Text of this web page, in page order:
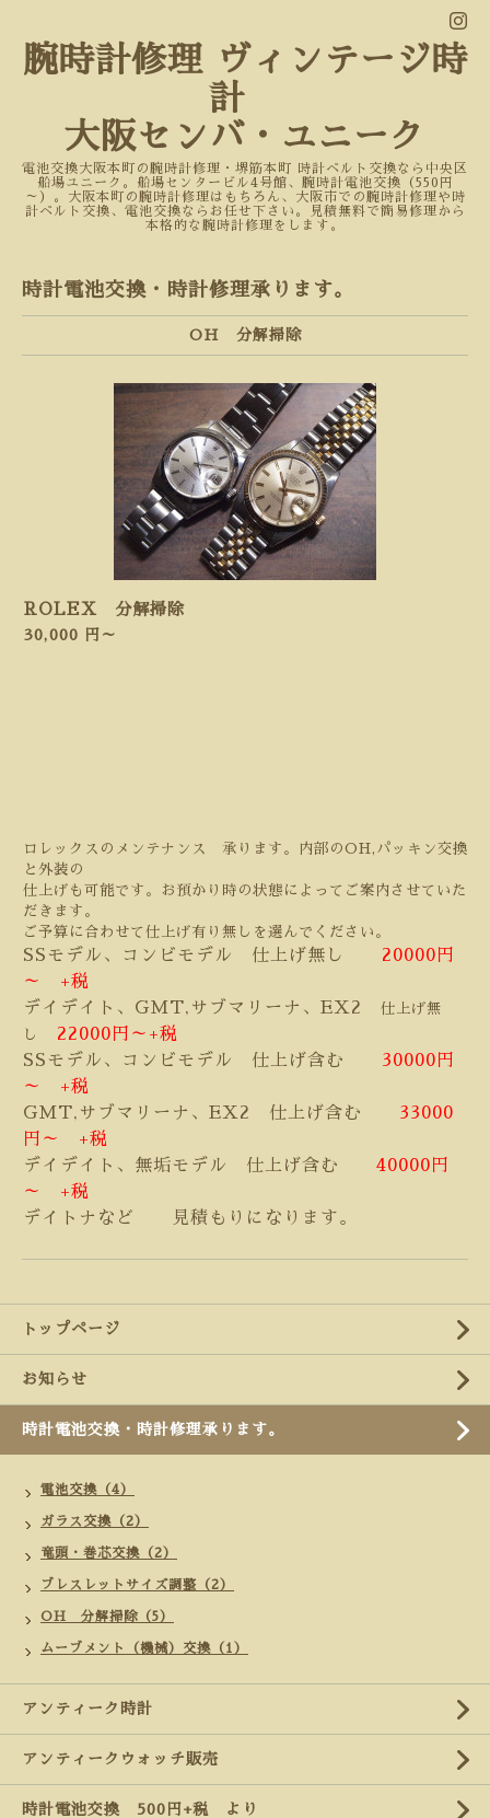
腕時計修理 ヴィンテージ時
計
大阪センバ・ユニーク
電池交換大阪本町の腕時計修理・堺筋本町 時計ベルト交換なら中央区
船場ユニーク。船場センタービル4号館、腕時計電池交換（550円
～）。大阪本町の腕時計修理はもちろん、大阪市での腕時計修理や時
計ベルト交換、電池交換ならお任せ下さい。見積無料で簡易修理から
本格的な腕時計修理をします。
時計電池交換・時計修理承ります。
OH 分解掃除
ROLEX 分解掃除
30,000 円～
ロレックスのメンテナンス 承ります。内部のOH,パッキン交換
と外装の
仕上げも可能です。お預かり時の状態によってご案内させていた
だきます。
ご予算に合わせて仕上げ有り無しを選んでください 。
SSモデル、コンビモデル 仕上げ無し 20000円
～ +税
デイデイト、GMT,サブマリーナ、EX2
仕上げ無
し
22000円～+税
SSモデル、コンビモデル 仕上げ含む 30000円
～ +税
GMT,サブマリーナ、EX2 仕上げ含む 33000
円～ +税
デイデイト、無垢モデル 仕上げ含む 40000円
～ +税
デイトナなど 見積もりになります。
トップページ
お知らせ
時計電池交換・時計修理承ります。
電池交換（4）
ガラス交換（2）
竜頭・巻芯交換（2）
ブレスレットサイズ調整（2）
OH 分解掃除（5）
ムーブメント（機械）交換（1）
アンティーク時計
アンティークウォッチ販売
時計電池交換 500円+税 より